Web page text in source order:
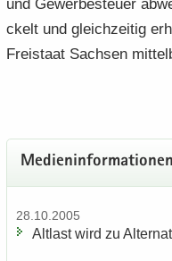
und Ge­wer­be­steu­er
ckelt und gleich­zei­tig
Frei­staat Sach­sen
28.10.2005
Alt­last wird zu